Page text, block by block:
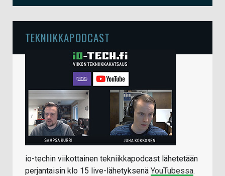
TEKNIIKKAPODCAST
io-techin viikottainen tekniikkapodcast lähetetään
perjantaisin klo 15 live-lähetyksenä YouTubessa.